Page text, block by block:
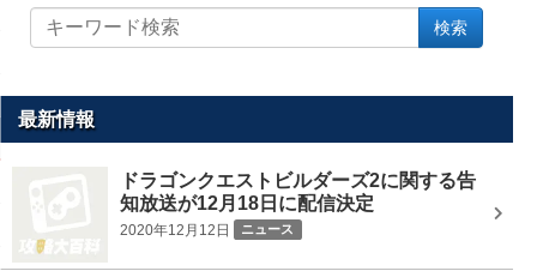
イ
を
検索
最新情報
ドラゴンクエストビルダーズ2に関する告
知放送が12月18日に配信決定
2020年12月12日 ニュース